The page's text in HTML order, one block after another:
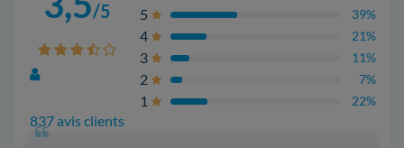
/5
837 avis clients
5 39%
4 21%
3 11%
2 7%
1 22%